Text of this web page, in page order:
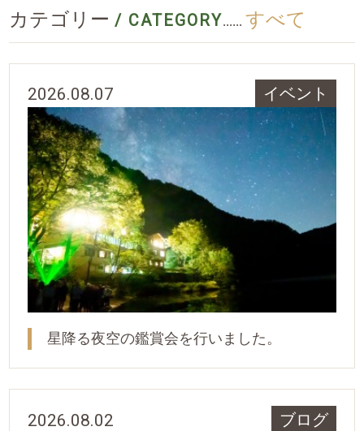
カテゴリー / CATEGORY...... すべて
2026.08.07 イベント
星降る夜空の鑑賞会を行いました。
2026.08.02 ブログ